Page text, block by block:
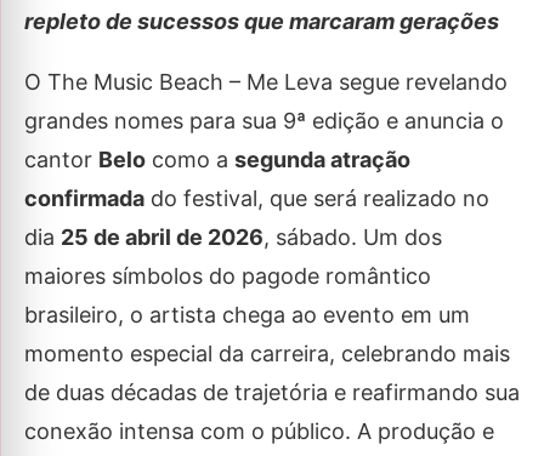
repleto de sucessos que marcaram gerações
O The Music Beach – Me Leva segue revelando
grandes nomes para sua 9ª edição e anuncia o
cantor Belo como a segunda atração
confirmada do festival, que será realizado no
dia 25 de abril de 2026, sábado. Um dos
maiores símbolos do pagode romântico
brasileiro, o artista chega ao evento em um
momento especial da carreira, celebrando mais
de duas décadas de trajetória e reafirmando sua
conexão intensa com o público. A produção e